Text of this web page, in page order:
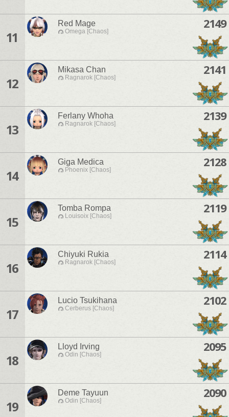
11
Red Mage
Omega [Chaos]
2149
12
Mikasa Chan
Ragnarok [Chaos]
2141
13
Ferlany Whoha
Ragnarok [Chaos]
2139
14
Giga Medica
Phoenix [Chaos]
2128
15
Tomba Rompa
Louisoix [Chaos]
2119
16
Chiyuki Rukia
Ragnarok [Chaos]
2114
17
Lucio Tsukihana
Cerberus [Chaos]
2102
18
Lloyd Irving
Odin [Chaos]
2095
19
Deme Tayuun
Odin [Chaos]
2090